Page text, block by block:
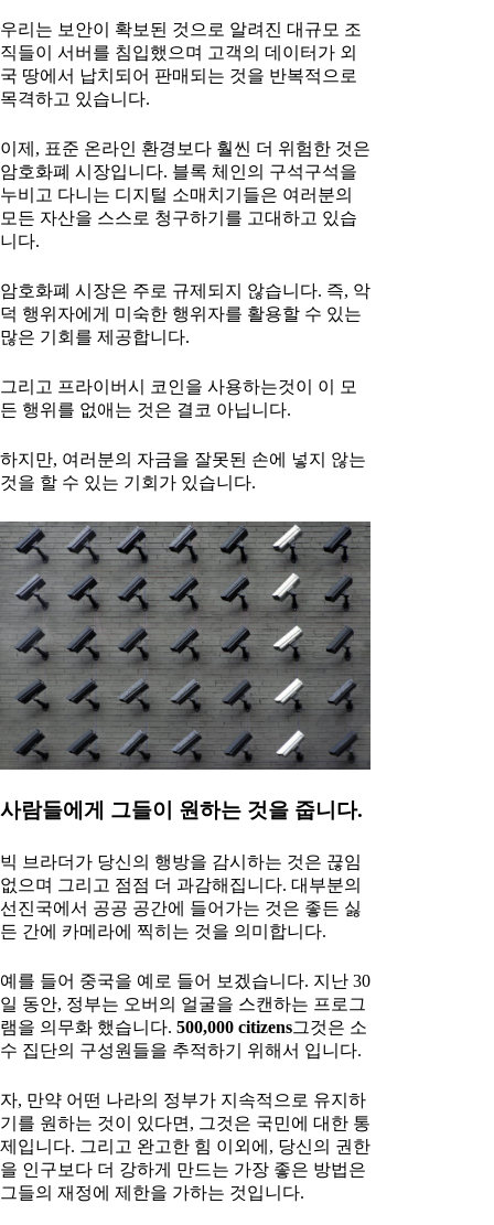
우리는 보안이 확보된 것으로 알려진 대규모 조
직들이 서버를 침입했으며 고객의 데이터가 외
국 땅에서 납치되어 판매되는 것을 반복적으로
목격하고 있습니다.
이제, 표준 온라인 환경보다 훨씬 더 위험한 것은
암호화폐 시장입니다. 블록 체인의 구석구석을
누비고 다니는 디지털 소매치기들은 여러분의
모든 자산을 스스로 청구하기를 고대하고 있습
니다.
암호화폐 시장은 주로 규제되지 않습니다. 즉, 악
덕 행위자에게 미숙한 행위자를 활용할 수 있는
많은 기회를 제공합니다.
그리고 프라이버시 코인을 사용하는것이 이 모
든 행위를 없애는 것은 결코 아닙니다.
하지만, 여러분의 자금을 잘못된 손에 넣지 않는
것을 할 수 있는 기회가 있습니다.
사람들에게 그들이 원하는 것을 줍니다.
빅 브라더가 당신의 행방을 감시하는 것은 끊임
없으며 그리고 점점 더 과감해집니다. 대부분의
선진국에서 공공 공간에 들어가는 것은 좋든 싫
든 간에 카메라에 찍히는 것을 의미합니다.
예를 들어 중국을 예로 들어 보겠습니다. 지난 30
일 동안, 정부는 오버의 얼굴을 스캔하는 프로그
램을 의무화 했습니다. 500,000 citizens그것은 소
수 집단의 구성원들을 추적하기 위해서 입니다.
자, 만약 어떤 나라의 정부가 지속적으로 유지하
기를 원하는 것이 있다면, 그것은 국민에 대한 통
제입니다. 그리고 완고한 힘 이외에, 당신의 권한
을 인구보다 더 강하게 만드는 가장 좋은 방법은
그들의 재정에 제한을 가하는 것입니다.